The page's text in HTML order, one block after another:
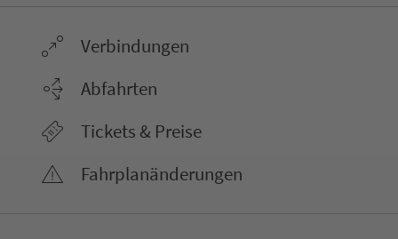
Ver­bin­dungen
Abfahrten
Tickets & Preise
Fahr­plan­ände­rungen